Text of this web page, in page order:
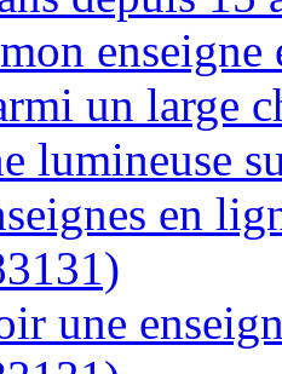
un large
lumineuse
en
une